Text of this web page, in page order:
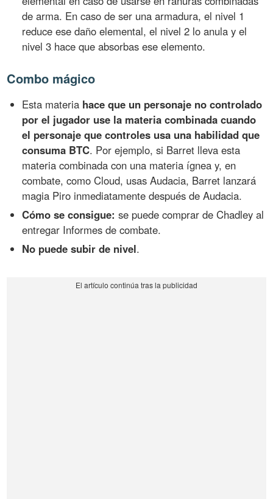
de arma. En caso de ser una armadura, el nivel 1
reduce ese daño elemental, el nivel 2 lo anula y el
nivel 3 hace que absorbas ese elemento.
Combo mágico
Esta materia hace que un personaje no controlado
por el jugador use la materia combinada cuando
el personaje que controles usa una habilidad que
consuma BTC. Por ejemplo, si Barret lleva esta
materia combinada con una materia ígnea y, en
combate, como Cloud, usas Audacia, Barret lanzará
magia Piro inmediatamente después de Audacia.
Cómo se consigue: se puede comprar de Chadley al
entregar Informes de combate.
No puede subir de nivel.